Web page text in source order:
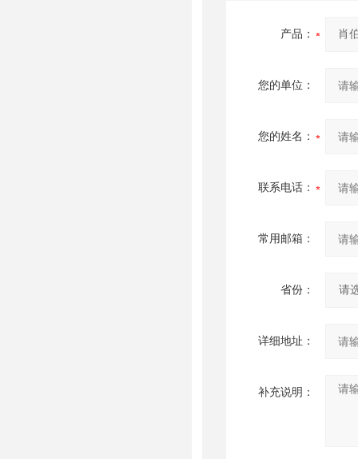
产品：
您的单位：
您的姓名：
联系电话：
常用邮箱：
省份：
详细地址：
补充说明：